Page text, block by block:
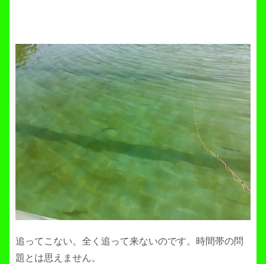
追ってこない。全く追って来ないのです。時間帯の問
題とは思えません。